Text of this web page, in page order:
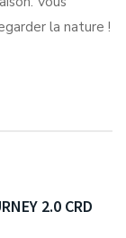
la nature !
2.0 CRD